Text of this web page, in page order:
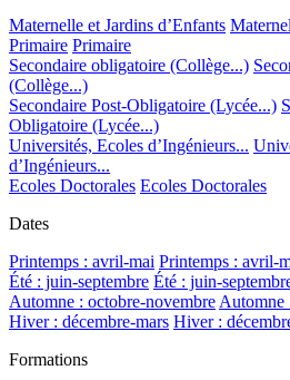
Maternelle et Jardins d’Enfants
Primaire Primaire
Secondaire obligatoire (Collège...)
(Collège...)
Secondaire Post-Obligatoire (Lycée...)
Obligatoire (Lycée...)
Universités, Ecoles d’Ingénieurs...
d’Ingénieurs...
Ecoles Doctorales Ecoles Doctorales
Dates
Printemps : avril-mai Printemps : avril-
Été : juin-septembre Été : juin-
Automne : octobre-novembre Automne
Hiver : décembre-mars Hiver :
Formations